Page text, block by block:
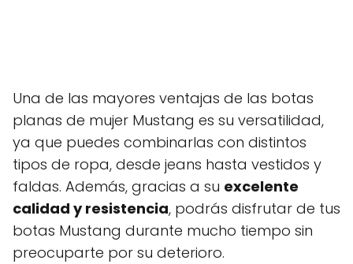
Una de las mayores ventajas de las botas
planas de mujer Mustang es su versatilidad,
ya que puedes combinarlas con distintos
tipos de ropa, desde jeans hasta vestidos y
faldas. Además, gracias a su excelente
calidad y resistencia, podrás disfrutar de tus
botas Mustang durante mucho tiempo sin
preocuparte por su deterioro.